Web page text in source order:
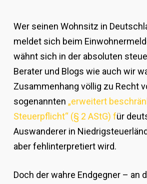
Wer seinen Wohnsitz in
meldet sich beim
wähnt sich in der absoluten
Berater und Blogs wie auch wir
Zusammenhang völlig zu Recht
sogenannten „erweitert
Steuerpflicht“ (§ 2 AStG) für
Auswanderer in
aber fehlinterpretiert wird.
Doch der wahre Endgegner – an